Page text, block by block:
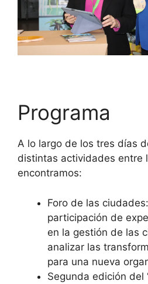
Programa
A lo largo de los tres días
distintas actividades entre
encontramos:
Foro de las
participación de
en la gestión de las
analizar las
para una nueva
Segunda edición del